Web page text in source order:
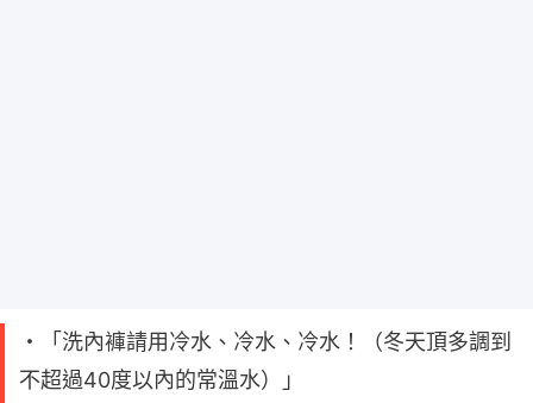
・「洗內褲請用冷水、冷水、冷水！（冬天頂多調到
不超過40度以內的常溫水）」